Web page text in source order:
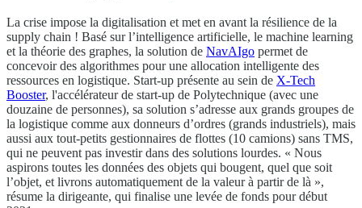
La crise impose la digitalisation et met en avant la résilience de la
supply chain ! Basé sur l’intelligence artificielle, le machine learning
et la théorie des graphes, la solution de NavAIgo permet de
concevoir des algorithmes pour une allocation intelligente des
ressources en logistique. Start-up présente au sein de X-Tech
Booster, l'accélérateur de start-up de Polytechnique (avec une
douzaine de personnes), sa solution s’adresse aux grands groupes de
la logistique comme aux donneurs d’ordres (grands industriels), mais
aussi aux tout-petits gestionnaires de flottes (10 camions) sans TMS,
qui ne peuvent pas investir dans des solutions lourdes. « Nous
aspirons toutes les données des objets qui bougent, quel que soit
l’objet, et livrons automatiquement de la valeur à partir de là »,
résume la dirigeante, qui finalise une levée de fonds pour début